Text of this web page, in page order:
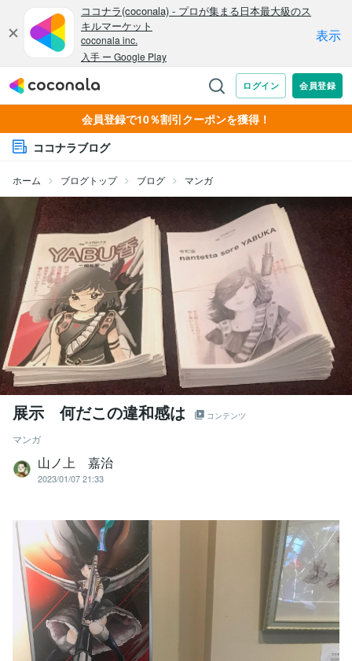
会員登録で10％割引クーポンを獲得！
ココナラブログ
ホーム ブログトップ ブログ マンガ
展示 何だこの違和感は コンテンツ
マンガ
山ノ上 嘉治
2023/01/07 21:33